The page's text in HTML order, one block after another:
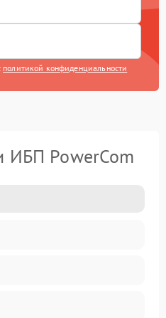
политикой конфиденциальности
ИБП PowerCom